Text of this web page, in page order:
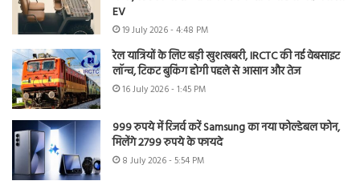
EV
19 July 2026 - 4:48 PM
रेल यात्रियों के लिए बड़ी खुशखबरी, IRCTC की नई वेबसाइट
लॉन्च, टिकट बुकिंग होगी पहले से आसान और तेज
16 July 2026 - 1:45 PM
999 रुपये में रिजर्व करें Samsung का नया फोल्डेबल फोन,
मिलेंगे 2799 रुपये के फायदे
8 July 2026 - 5:54 PM